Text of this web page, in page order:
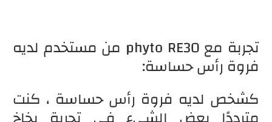
تجربة مع phyto RE30 من مستخدم لديه
فروة رأس حساسة:
كشخص لديه فروة رأس حساسة ، كنت